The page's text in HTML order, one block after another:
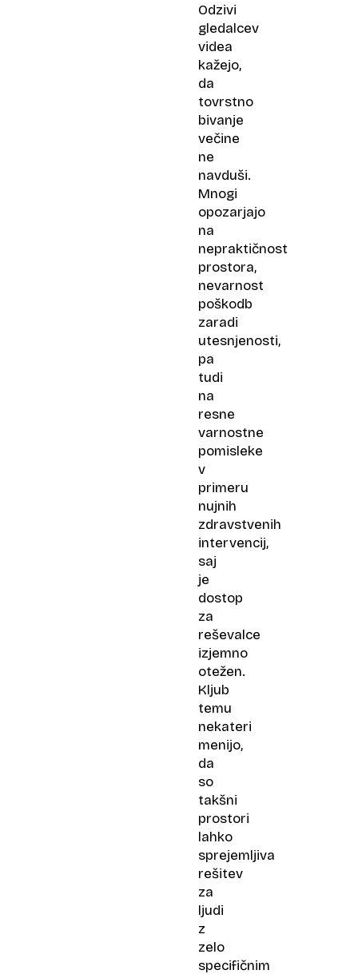
Odzivi
gledalcev
videa
kažejo,
da
tovrstno
bivanje
večine
ne
navduši.
Mnogi
opozarjajo
na
nepraktičnost
prostora,
nevarnost
poškodb
zaradi
utesnjenosti,
pa
tudi
na
resne
varnostne
pomisleke
v
primeru
nujnih
zdravstvenih
intervencij,
saj
je
dostop
za
reševalce
izjemno
otežen.
Kljub
temu
nekateri
menijo,
da
so
takšni
prostori
lahko
sprejemljiva
rešitev
za
ljudi
z
zelo
specifičnim